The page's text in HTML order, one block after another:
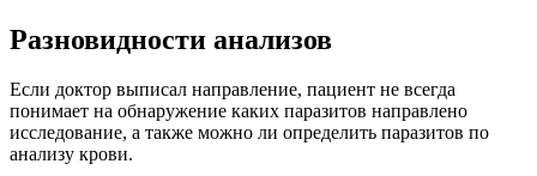
Разновидности анализов
Если доктор выписал направление, пациент не всегда
понимает на обнаружение каких паразитов направлено
исследование, а также можно ли определить паразитов по
анализу крови.